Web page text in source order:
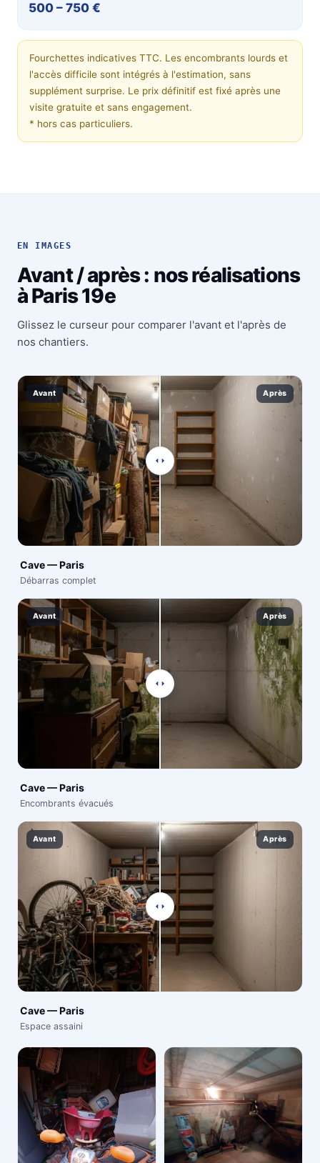
500 – 750 €
Fourchettes indicatives TTC. Les encombrants lourds et
l'accès difficile sont intégrés à l'estimation, sans
supplément surprise. Le prix définitif est fixé après une
visite gratuite et sans engagement.
* hors cas particuliers.
EN IMAGES
Avant / après : nos réalisations
à Paris 19e
Glissez le curseur pour comparer l'avant et l'après de
nos chantiers.
Avant Après
Cave — Paris
Débarras complet
Avant Après
Cave — Paris
Encombrants évacués
Avant Après
Cave — Paris
Espace assaini